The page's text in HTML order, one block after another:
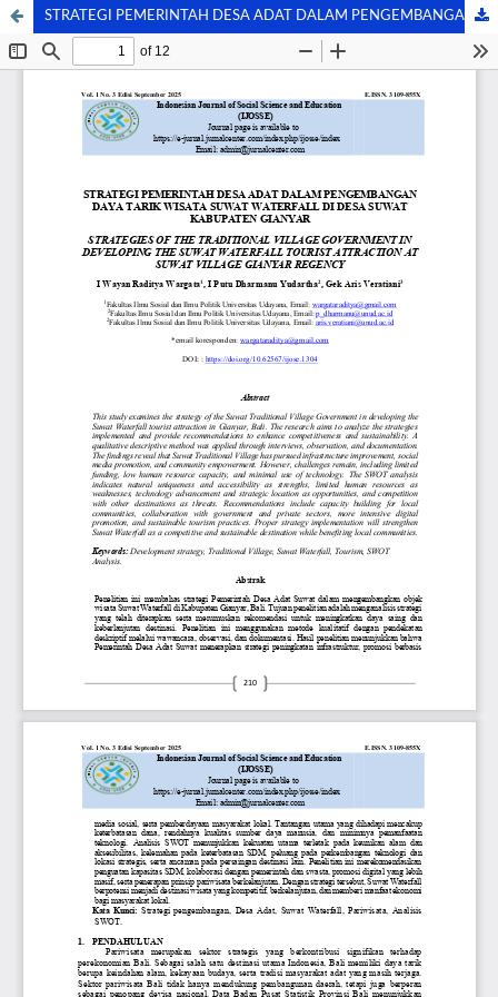
STRATEGI PEMERINTAH DESA ADAT DALAM PENGEMBANGAN DAYA TARIK WISATA SUWAT WATERFALL DI DESA SUWAT KABUPATEN GIANYAR